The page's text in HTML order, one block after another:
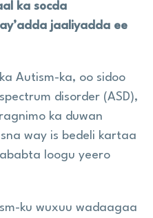
ka socda
jaaliyadda ee
Autism-ka, oo sidoo
disorder (ASD),
ka duwan
way is bedeli kartaa
loogu yeero
ku wuxuu wadaagaa